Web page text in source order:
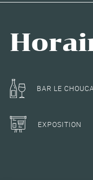
BAR LE
EXPOSITION